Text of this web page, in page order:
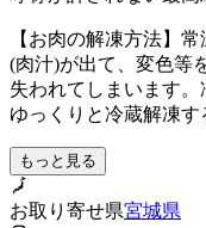
【お肉の解凍方法】
(肉汁)が出て、変色等
失われてしまいます
ゆっくりと冷蔵解凍す
もっと見る
お取り寄せ県宮城県